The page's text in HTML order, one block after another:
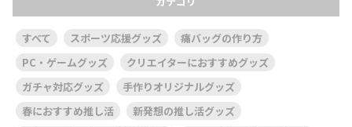
すべて スポーツ応援グッズ
痛バッグの作り方
PC・ゲームグッズ
クリエイターにおすすめグッズ
ガチャ対応グッズ
手作りオリジナルグッズ
春におすすめ推し活
新発想の推し活グッズ